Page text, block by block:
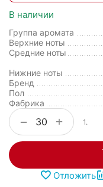
В наличии
Группа аромата
Верхние ноты
Средние ноты
Нижние ноты
Бренд
Пол
Фабрика
+
− 1.
Отложить